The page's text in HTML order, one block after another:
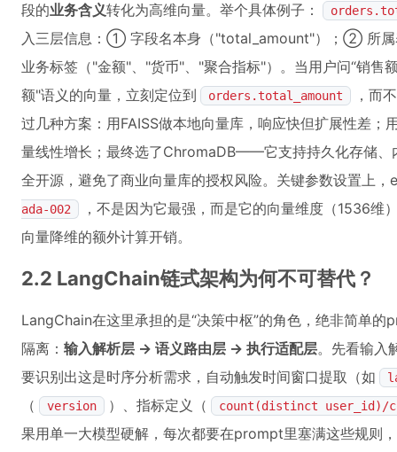
段的业务含义转化为高维向量。举个具体例子：
入三层信息：① 字段名本身（"total_amount"）；② 所
业务标签（"金额"、"货币"、"聚合指标"）。当用户问“销售
额"语义的向量，立刻定位到
orders.total_amount
，而
过几种方案：用FAISS做本地向量库，响应快但扩展性差；
量线性增长；最终选了ChromaDB——它支持持久化存储、
全开源，避免了商业向量库的授权风险。关键参数设置上
ada-002
，不是因为它最强，而是它的向量维度（1536
向量降维的额外计算开销。
2.2 LangChain链式架构为何不可替代？
LangChain在这里承担的是“决策中枢”的角色，绝非简单
隔离： 输入解析层 → 语义路由层 → 执行适配层。先看输入
要识别出这是时序分析需求，自动触发时间窗口提取（如
（ version ）、指标定义（ count(distinct
果用单一大模型硬解，每次都要在prompt里塞满这些规则